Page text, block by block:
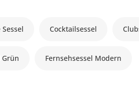
Cocktailsessel
Grün Fernsehsessel Modern